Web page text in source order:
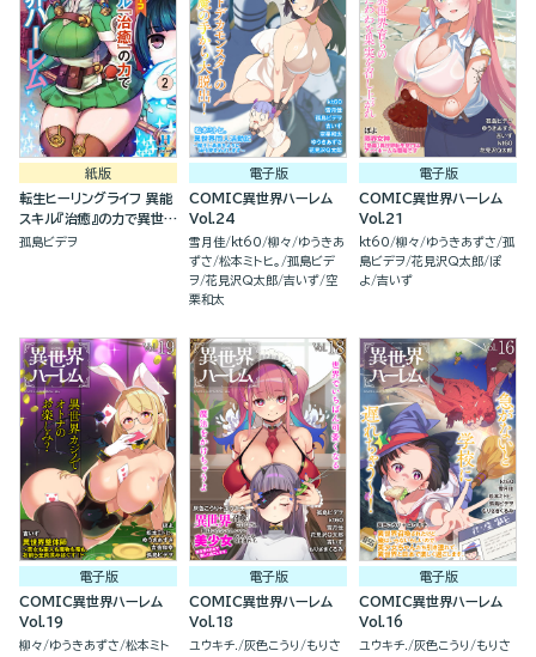
紙版
転生ヒーリングライフ 異能
スキル『治癒』の力で異世界
ハーレム(2)
孤島ビデヲ
電子版
COMIC異世界ハーレム
Vol.24
雪月佳 kt60 柳々
ゆうきあ
ずさ 松本ミトヒ。
孤島ビデ
ヲ 花見沢Q太郎 吉いず 空
栗和太
電子版
COMIC異世界ハーレム
Vol.21
kt60 柳々 ゆうきあずさ 孤
島ビデヲ 花見沢Q太郎 ぽ
よ 吉いず
電子版
COMIC異世界ハーレム
Vol.19
柳々 ゆうきあずさ 松本ミト
電子版
COMIC異世界ハーレム
Vol.18
ユウキチ. 灰色こうり
もりさ
電子版
COMIC異世界ハーレム
Vol.16
ユウキチ. 灰色こうり
もりさ